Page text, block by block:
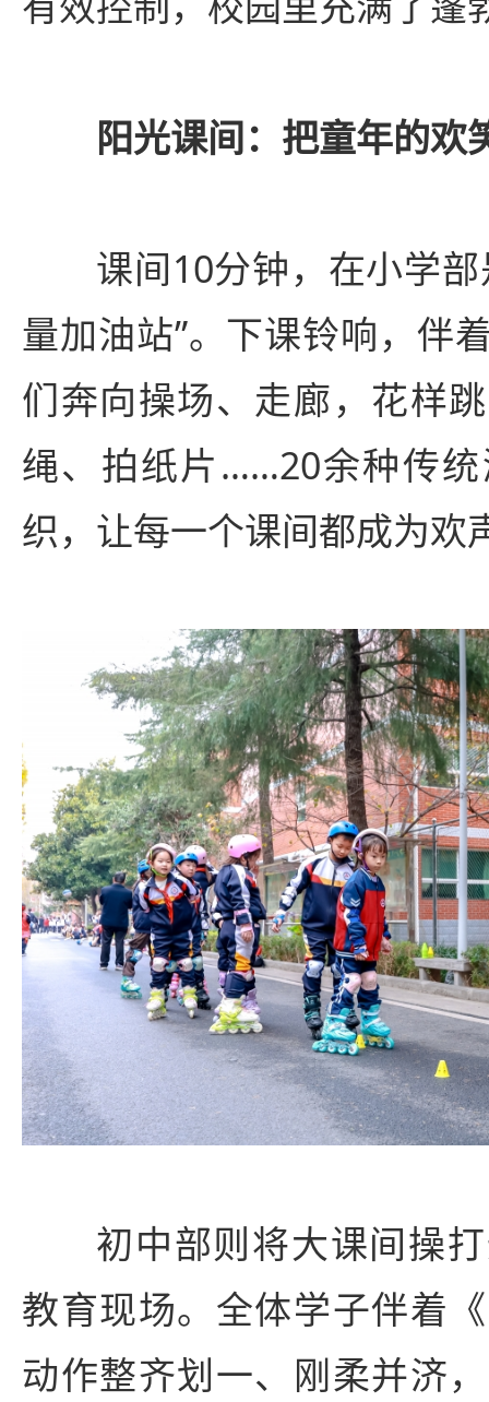
阳光课间：把童年的欢
课间10分钟，在小学
量加油站”。下课铃响，伴
们奔向操场、走廊，花样
绳、拍纸片……20余种传
织，让每一个课间都成为欢
初中部则将大课间操
教育现场。全体学子伴着
动作整齐划一、刚柔并济